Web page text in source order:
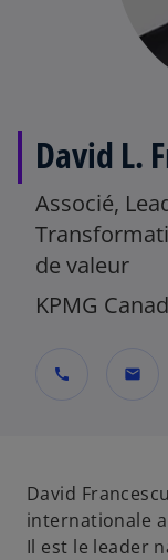
David L.
Associé,
de valeur
KPMG
call mail
David
internationale
Il est le leader